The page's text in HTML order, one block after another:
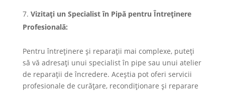
Vizitați un Specialist în Pipă pentru Întreținere
Profesională:
Pentru întreținere și reparații mai complexe, puteți
să vă adresați unui specialist în pipe sau unui atelier
de reparații de încredere. Aceștia pot oferi servicii
profesionale de curățare, recondiționare și reparare